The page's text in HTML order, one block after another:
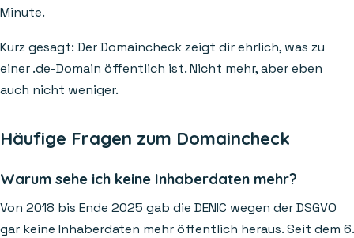
Minute.
Kurz gesagt: Der Domaincheck zeigt dir ehrlich, was zu
einer .de-Domain öffentlich ist. Nicht mehr, aber eben
auch nicht weniger.
Häufige Fragen zum Domaincheck
Warum sehe ich keine Inhaberdaten mehr?
Von 2018 bis Ende 2025 gab die DENIC wegen der DSGVO
gar keine Inhaberdaten mehr öffentlich heraus. Seit dem 6.